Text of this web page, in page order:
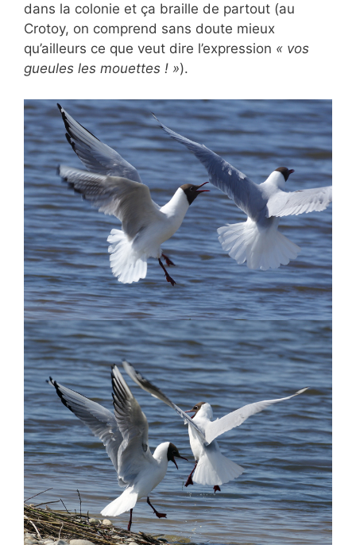
dans la colonie et ça braille de partout (au
Crotoy, on comprend sans doute mieux
qu’ailleurs ce que veut dire l’expression « vos
gueules les mouettes ! »).